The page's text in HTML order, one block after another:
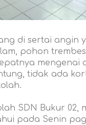
di sertai angin
pohon
tidak ada
SDN Bukur
pada Senin